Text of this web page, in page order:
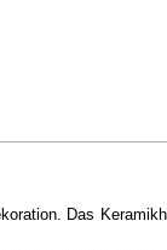
Das